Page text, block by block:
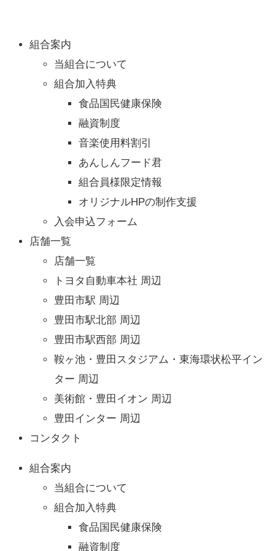
組合案内
当組合について
組合加入特典
食品国民健康保険
融資制度
音楽使用料割引
あんしんフード君
組合員様限定情報
オリジナルHPの制作支援
入会申込フォーム
店舗一覧
店舗一覧
トヨタ自動車本社 周辺
豊田市駅 周辺
豊田市駅北部 周辺
豊田市駅西部 周辺
鞍ヶ池・豊田スタジアム・東海環状松平イン
ター 周辺
美術館・豊田イオン 周辺
豊田インター 周辺
コンタクト
組合案内
当組合について
組合加入特典
食品国民健康保険
融資制度